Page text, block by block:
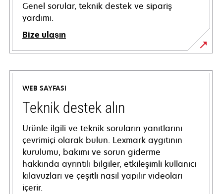
Genel sorular, teknik destek ve sipariş
yardımı.
Bize ulaşın
WEB SAYFASI
Teknik destek alın
Ürünle ilgili ve teknik soruların yanıtlarını
çevrimiçi olarak bulun. Lexmark aygıtının
kurulumu, bakımı ve sorun giderme
hakkında ayrıntılı bilgiler, etkileşimli kullanıcı
kılavuzları ve çeşitli nasıl yapılır videoları
içerir.